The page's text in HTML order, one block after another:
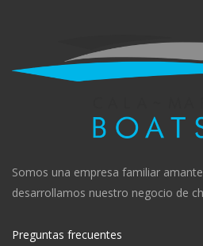
Somos una empresa familiar
desarrollamos nuestro negocio de
Preguntas frecuentes